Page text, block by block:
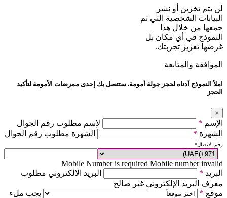
لن يتم تخزين أو نشر
البيانات الشخصية التي تم
جمعها من خلال هذا
النموذج في أي مكان بل
غرضها تعزيز تجربتك.
الموافقة والمتابعة
املأ النموذج أدناه لحجز جولة أمومة. ستتصل بك إحدى ممرضات الأمومة لتأكيد
الحجز
×
الإسم *
لإسم مطلوب رقم الجوال
الشهرة * الشهرة مطلوب رقم الجوال
رقم الاتصال*
Mobile Number is required Mobile number invalid
البريد *
البريد الالكتروني مطلوب
معرف البريد الإلكتروني غير صالح
موقع *
يجب ملء